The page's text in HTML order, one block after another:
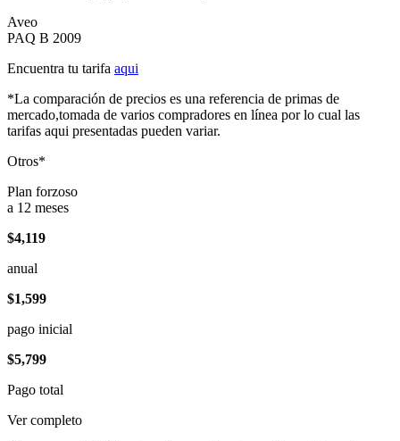
Aveo
PAQ B 2009
Encuentra tu tarifa aqui
*La comparación de precios es una referencia de primas de
mercado,tomada de varios compradores en línea por lo cual las
tarifas aqui presentadas pueden variar.
Otros*
Plan forzoso
a 12 meses
$4,119
anual
$1,599
pago inicial
$5,799
Pago total
Ver completo